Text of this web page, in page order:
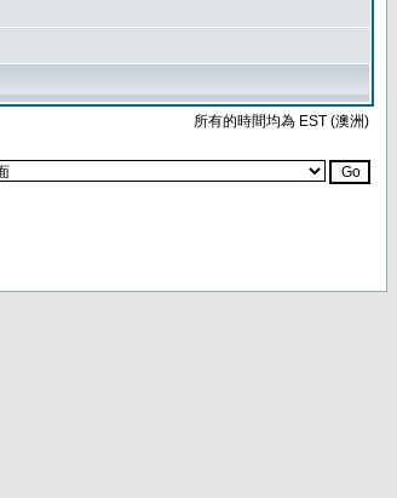
所有的時間均為 EST (澳洲)